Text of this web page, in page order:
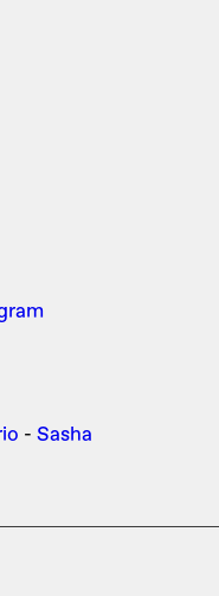
- Sasha